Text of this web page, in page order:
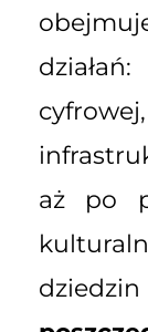
aż po